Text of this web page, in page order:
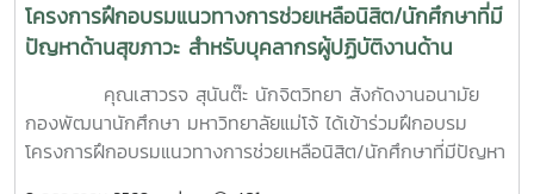
โครงการฝึกอบรมแนวทางการช่วยเหลือนิสิต/นักศึกษาที่มี
ปัญหาด้านสุขภาวะ สำหรับบุคลากรผู้ปฏิบัติงานด้าน
คุณเสาวรจ สุนันต๊ะ นักจิตวิทยา สังกัดงานอนามัย
กองพัฒนานักศึกษา มหาวิทยาลัยแม่โจ้ ได้เข้าร่วมฝึกอบรม
โครงการฝึกอบรมแนวทางการช่วยเหลือนิสิต/นักศึกษาที่มีปัญหา